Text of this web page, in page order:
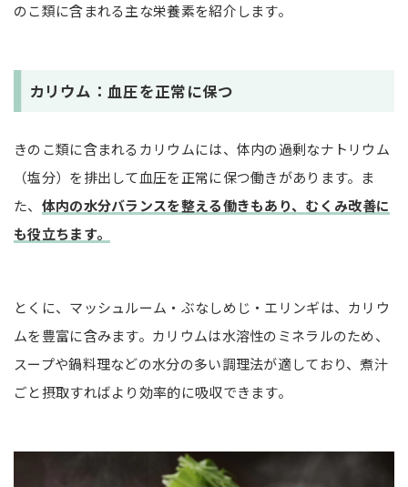
のこ類に含まれる主な栄養素を紹介します。
カリウム：血圧を正常に保つ
きのこ類に含まれるカリウムには、体内の過剰なナトリウム
（塩分）を排出して血圧を正常に保つ働きがあります。ま
た、 体内の水分バランスを整える働きもあり、むくみ改善に
も役立ちます。
とくに、マッシュルーム・ぶなしめじ・エリンギは、カリウ
ムを豊富に含みます。カリウムは水溶性のミネラルのため、
スープや鍋料理などの水分の多い調理法が適しており、煮汁
ごと摂取すればより効率的に吸収できます。